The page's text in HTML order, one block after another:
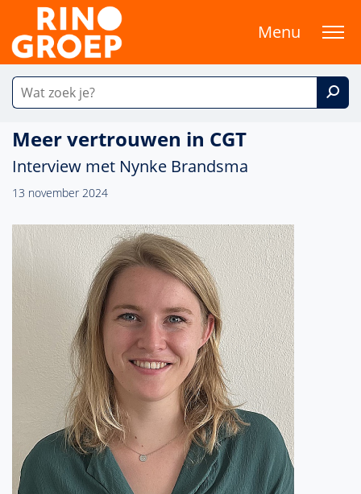
Menu
Meer vertrouwen in CGT
Interview met Nynke Brandsma
13 november 2024